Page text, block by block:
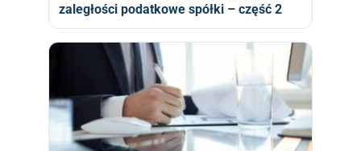
zaległości podatkowe spółki – część 2